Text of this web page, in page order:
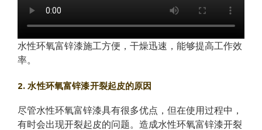
水性环氧富锌漆施工方便，干燥迅速，能够提高工作效
率。
2. 水性环氧富锌漆开裂起皮的原因
尽管水性环氧富锌漆具有很多优点，但在使用过程中，
有时会出现开裂起皮的问题。造成水性环氧富锌漆开裂